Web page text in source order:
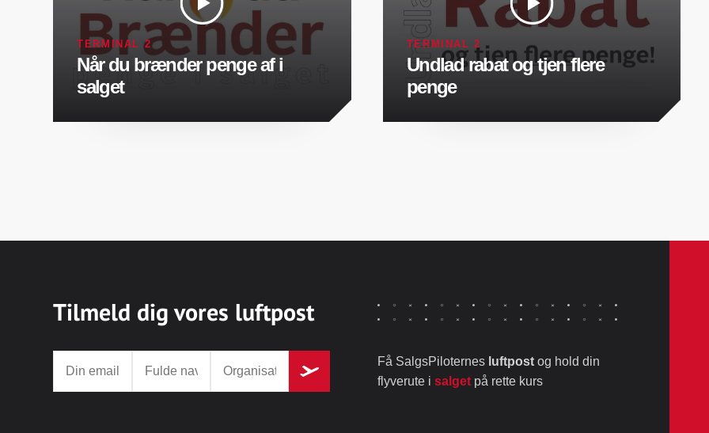
TERMINAL 2
Når du brænder penge af i
salget
TERMINAL 2
Undlad rabat og tjen flere
penge
Tilmeld dig vores luftpost
Få SalgsPiloternes luftpost og hold din
flyverute isalget på rette kurs